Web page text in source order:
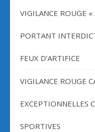
VIGILANCE ROUGE
PORTANT
FEUX D’ARTIFICE
VIGILANCE ROUGE
EXCEPTIONNELLES
SPORTIVES